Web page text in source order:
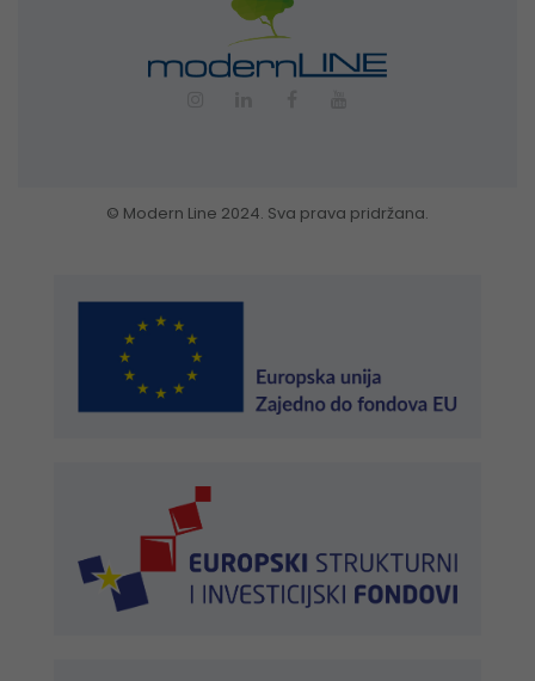
© Modern Line 2024. Sva prava pridržana.